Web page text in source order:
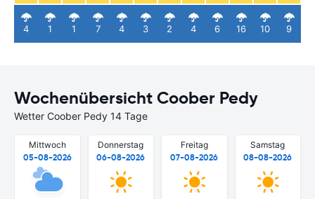
4 1 1 7 4 3 2 4 6 16 10 9
Wochenübersicht Coober Pedy
Wetter Coober Pedy 14 Tage
Mittwoch
05-08-2026
Donnerstag
06-08-2026
Freitag
07-08-2026
Samstag
08-08-2026